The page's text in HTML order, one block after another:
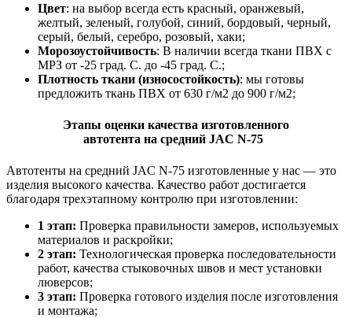
Цвет: на выбор всегда есть красный, оранжевый,
желтый, зеленый, голубой, синий, бордовый, черный,
серый, белый, серебро, розовый, хаки;
Морозоустойчивость: В наличии всегда ткани ПВХ с
МРЗ от -25 град. С. до -45 град. С.;
Плотность ткани (износостойкость): мы готовы
предложить ткань ПВХ от 630 г/м2 до 900 г/м2;
Этапы оценки качества изготовленного
автотента на средний JAC N-75
Автотенты на средний JAC N-75 изготовленные у нас — это
изделия высокого качества. Качество работ достигается
благодаря трехэтапному контролю при изготовлении:
1 этап: Проверка правильности замеров, используемых
материалов и раскройки;
2 этап: Технологическая проверка последовательности
работ, качества стыковочных швов и мест установки
люверсов;
3 этап: Проверка готового изделия после изготовления
и монтажа;